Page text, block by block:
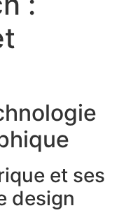
et ses
design